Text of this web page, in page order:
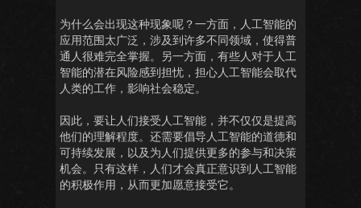
为什么会出现这种现象呢？一方面，人工智能的
应用范围太广泛，涉及到许多不同领域，使得普
通人很难完全掌握。另一方面，有些人对于人工
智能的潜在风险感到担忧，担心人工智能会取代
人类的工作，影响社会稳定。
因此，要让人们接受人工智能，并不仅仅是提高
他们的理解程度。还需要倡导人工智能的道德和
可持续发展，以及为人们提供更多的参与和决策
机会。只有这样，人们才会真正意识到人工智能
的积极作用，从而更加愿意接受它。